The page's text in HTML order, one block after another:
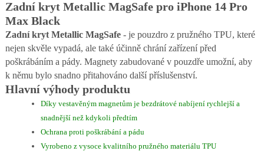
Zadní kryt Metallic MagSafe pro iPhone 14 Pro
Max Black
Zadní kryt Metallic MagSafe- je pouzdro z pružného TPU, které
nejen skvěle vypadá, ale také účinně chrání zařízení před
poškrábáním a pády. Magnety zabudované v pouzdře umožní, aby
k němu bylo snadno přitahováno další příslušenství.
Hlavní výhody produktu
Díky vestavěným magnetům je bezdrátové nabíjení rychlejší a
snadnější než kdykoli předtím
Ochrana proti poškrábání a pádu
Vyrobeno z vysoce kvalitního pružného materiálu TPU